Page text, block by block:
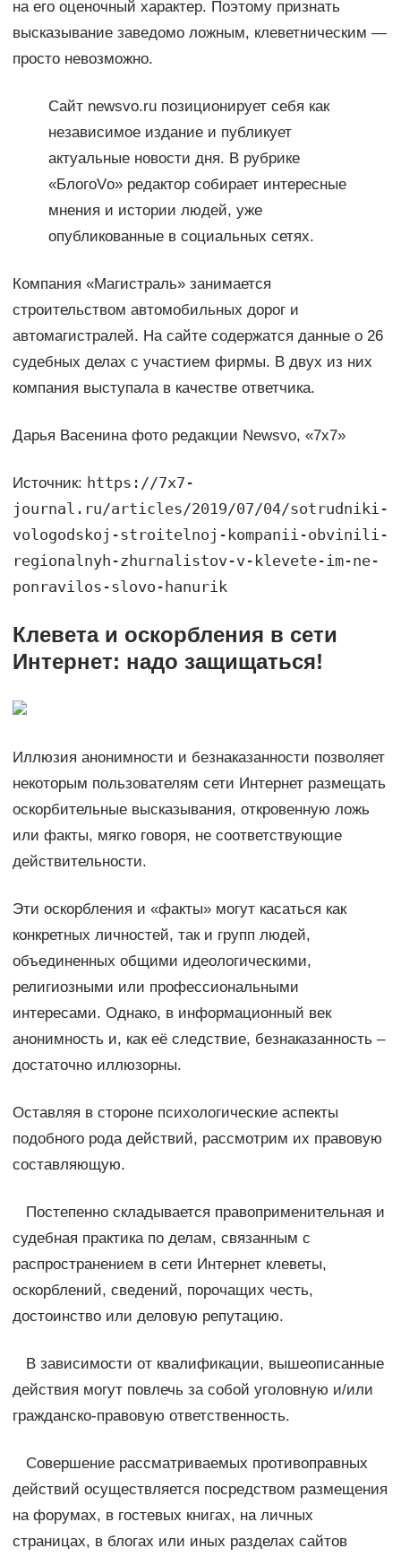
на его оценочный характер. Поэтому признать
высказывание заведомо ложным, клеветническим —
просто невозможно.
Сайт newsvo.ru позиционирует себя как
независимое издание и публикует
актуальные новости дня. В рубрике
«БлогоVо» редактор собирает интересные
мнения и истории людей, уже
опубликованные в социальных сетях.
Компания «Магистраль» занимается
строительством автомобильных дорог и
автомагистралей. На сайте содержатся данные о 26
судебных делах с участием фирмы. В двух из них
компания выступала в качестве ответчика.
Дарья Васенина фото редакции Newsvo, «7х7»
Источник: https://7x7-
journal.ru/articles/2019/07/04/sotrudniki-
vologodskoj-stroitelnoj-kompanii-obvinili-
regionalnyh-zhurnalistov-v-klevete-im-ne-
ponravilos-slovo-hanurik
Клевета и оскорбления в сети
Интернет: надо защищаться!
Иллюзия анонимности и безнаказанности позволяет
некоторым пользователям сети Интернет размещать
оскорбительные высказывания, откровенную ложь
или факты, мягко говоря, не соответствующие
действительности.
Эти оскорбления и «факты» могут касаться как
конкретных личностей, так и групп людей,
объединенных общими идеологическими,
религиозными или профессиональными
интересами. Однако, в информационный век
анонимность и, как её следствие, безнаказанность –
достаточно иллюзорны.
Оставляя в стороне психологические аспекты
подобного рода действий, рассмотрим их правовую
составляющую.
Постепенно складывается правоприменительная и
судебная практика по делам, связанным с
распространением в сети Интернет клеветы,
оскорблений, сведений, порочащих честь,
достоинство или деловую репутацию.
В зависимости от квалификации, вышеописанные
действия могут повлечь за собой уголовную и/или
гражданско-правовую ответственность.
Совершение рассматриваемых противоправных
действий осуществляется посредством размещения
на форумах, в гостевых книгах, на личных
страницах, в блогах или иных разделах сайтов